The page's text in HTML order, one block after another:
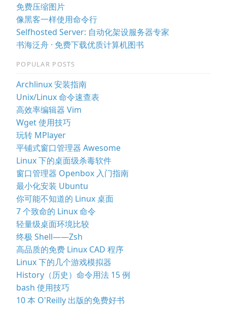
免费压缩图片
像黑客一样使用命令行
Selfhosted Server: 自动化架设服务器专家
书海泛舟 · 免费下载优质计算机图书
POPULAR POSTS
Archlinux 安装指南
Unix/Linux 命令速查表
高效率编辑器 Vim
Wget 使用技巧
玩转 MPlayer
平铺式窗口管理器 Awesome
Linux 下的桌面级杀毒软件
窗口管理器 Openbox 入门指南
最小化安装 Ubuntu
你可能不知道的 Linux 桌面
7 个致命的 Linux 命令
轻量级桌面环境比较
终极 Shell——Zsh
高品质的免费 Linux CAD 程序
Linux 下的几个游戏模拟器
History（历史）命令用法 15 例
bash 使用技巧
10 本 O'Reilly 出版的免费好书